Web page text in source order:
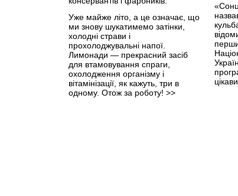
Уже майже літо, а це означає, що
ми знову шукатимемо затінки,
холоднi страви і
прохолоджувальнi напої.
Лимонади — прекрасний засіб
для втамовування спраги,
охолодження організму і
вітамінізації, як кажуть, три в
одному. Отож за роботу! >>